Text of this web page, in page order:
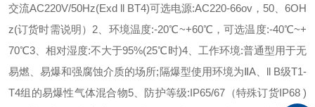
交流AC220V/50Hz(Exd ll BT4)可选电源:AC220-66ov，50、6OH
z(订货时需说明） 2、环境温度:-20℃~+60℃，可选温度:-40℃~+
70℃3、相对湿度:不大于95%(25℃时)4、工作环境:普通型用于无
易燃、易爆和强腐蚀介质的场所;隔爆型使用环境为ⅡA、ll B级T1-
T4组的易爆性气体混合物5、防护等级:IP65/67（特殊订货IP68 )